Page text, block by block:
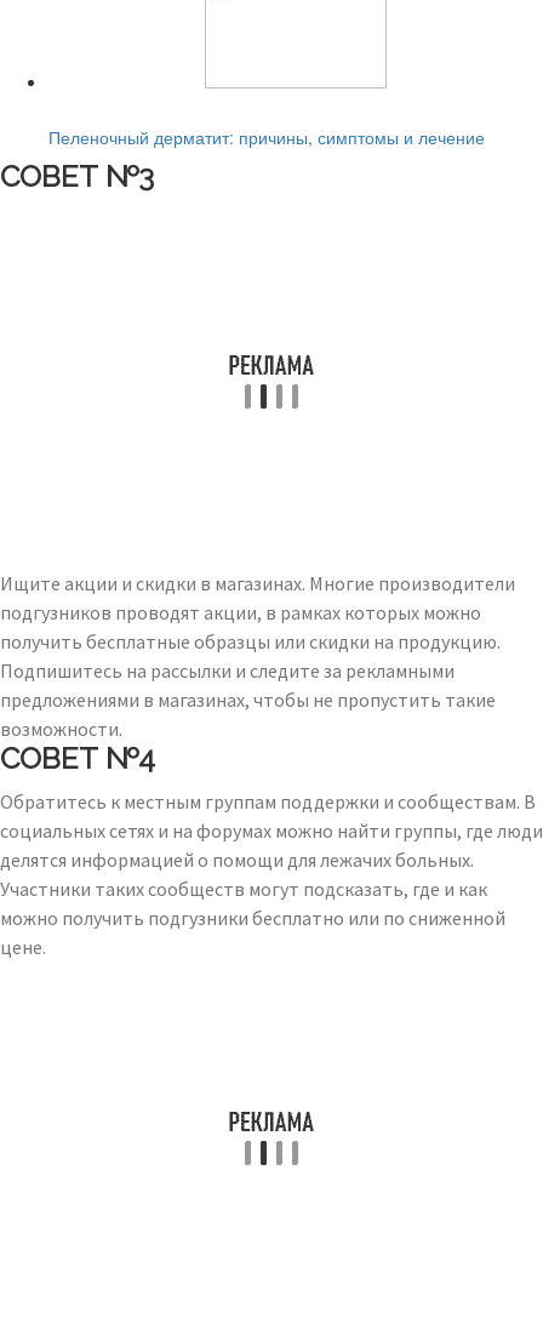
Пеленочный дерматит: причины, симптомы и лечение
СОВЕТ №3
Ищите акции и скидки в магазинах. Многие производители
подгузников проводят акции, в рамках которых можно
получить бесплатные образцы или скидки на продукцию.
Подпишитесь на рассылки и следите за рекламными
предложениями в магазинах, чтобы не пропустить такие
возможности.
СОВЕТ №4
Обратитесь к местным группам поддержки и сообществам. В
социальных сетях и на форумах можно найти группы, где люди
делятся информацией о помощи для лежачих больных.
Участники таких сообществ могут подсказать, где и как
можно получить подгузники бесплатно или по сниженной
цене.